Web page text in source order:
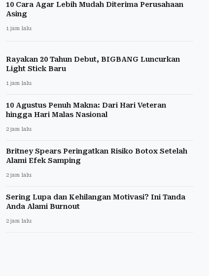
10 Cara Agar Lebih Mudah Diterima Perusahaan
Asing
1 jam lalu
Rayakan 20 Tahun Debut, BIGBANG Luncurkan
Light Stick Baru
1 jam lalu
10 Agustus Penuh Makna: Dari Hari Veteran
hingga Hari Malas Nasional
2 jam lalu
Britney Spears Peringatkan Risiko Botox Setelah
Alami Efek Samping
2 jam lalu
Sering Lupa dan Kehilangan Motivasi? Ini Tanda
Anda Alami Burnout
2 jam lalu